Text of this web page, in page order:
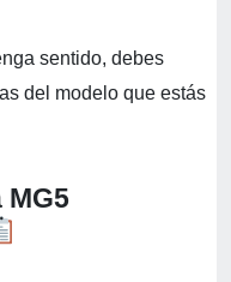
sentido, debes
del modelo que estás
MG5